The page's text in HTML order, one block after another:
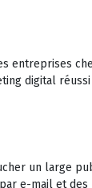
entreprises
digital
un large
e-mail et des